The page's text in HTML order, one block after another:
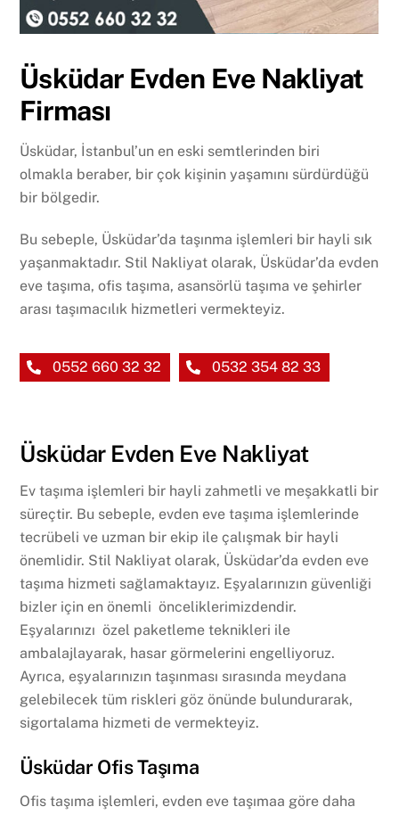
Üsküdar Evden Eve Nakliyat
Firması
Üsküdar, İstanbul’un en eski semtlerinden biri
olmakla beraber, bir çok kişinin yaşamını sürdürdüğü
bir bölgedir.
Bu sebeple, Üsküdar’da taşınma işlemleri bir hayli sık
yaşanmaktadır. Stil Nakliyat olarak, Üsküdar’da evden
eve taşıma, ofis taşıma, asansörlü taşıma ve şehirler
arası taşımacılık hizmetleri vermekteyiz.
0552 660 32 32 0532 354 82 33
Üsküdar Evden Eve Nakliyat
Ev taşıma işlemleri bir hayli zahmetli ve meşakkatli bir
süreçtir. Bu sebeple, evden eve taşıma işlemlerinde
tecrübeli ve uzman bir ekip ile çalışmak bir hayli
önemlidir. Stil Nakliyat olarak, Üsküdar’da evden eve
taşıma hizmeti sağlamaktayız. Eşyalarınızın güvenliği
bizler için en önemli önceliklerimizdendir.
Eşyalarınızı özel paketleme teknikleri ile
ambalajlayarak, hasar görmelerini engelliyoruz.
Ayrıca, eşyalarınızın taşınması sırasında meydana
gelebilecek tüm riskleri göz önünde bulundurarak,
sigortalama hizmeti de vermekteyiz.
Üsküdar Ofis Taşıma
Ofis taşıma işlemleri, evden eve taşımaa göre daha